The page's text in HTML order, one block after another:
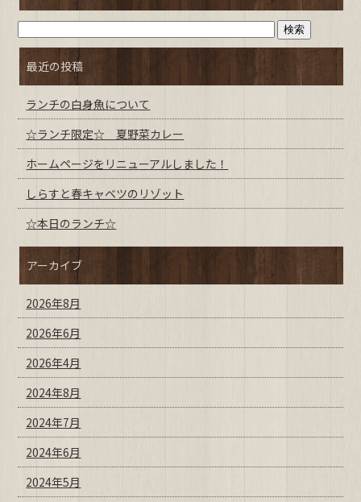
最近の投稿
ランチの白身魚について
☆ランチ限定☆ 夏野菜カレー
ホームページをリニューアルしました！
しらすと春キャベツのリゾット
☆本日のランチ☆
アーカイブ
2026年8月
2026年6月
2026年4月
2024年8月
2024年7月
2024年6月
2024年5月